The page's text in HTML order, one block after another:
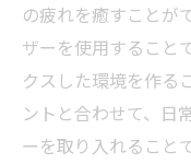
の疲れを癒すことが
ザーを使用すること
クスした環境を作る
ントと合わせて、日
ーを取り入れること